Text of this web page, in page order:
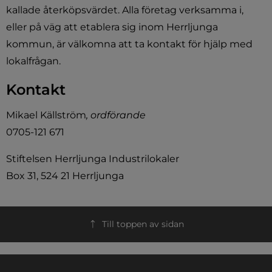
kallade återköpsvärdet. Alla företag verksamma i,
eller på väg att etablera sig inom Herrljunga
kommun, är välkomna att ta kontakt för hjälp med
lokalfrågan.
Kontakt
Mikael Källström, ordförande
0705-121 671
Stiftelsen Herrljunga Industrilokaler
Box 31, 524 21 Herrljunga
Till toppen av sidan